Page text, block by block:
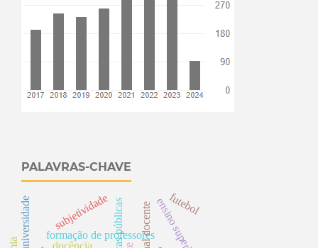
PALAVRAS-CHAVE
s
formação de professores
eensino superior
subjetividade
docência
universidade futebol